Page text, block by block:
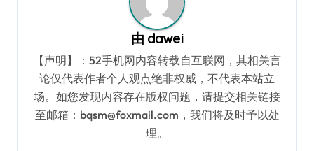
由 dawei
【声明】：52手机网内容转载自互联网，其相关言
论仅代表作者个人观点绝非权威，不代表本站立
场。如您发现内容存在版权问题，请提交相关链接
至邮箱：bqsm@foxmail.com，我们将及时予以处
理。